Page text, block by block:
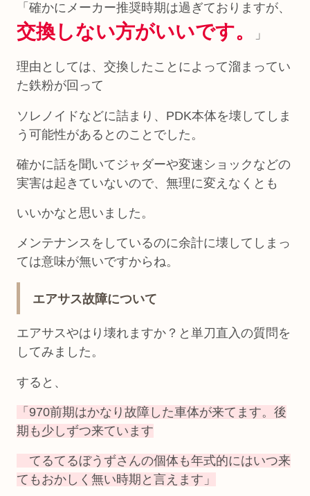
「確かにメーカー推奨時期は過ぎておりますが、
交換しない方がいいです。 」
理由としては、交換したことによって溜まってい
た鉄粉が回って
ソレノイドなどに詰まり、PDK本体を壊してしま
う可能性があるとのことでした。
確かに話を聞いてジャダーや変速ショックなどの
実害は起きていないので、無理に変えなくとも
いいかなと思いました。
メンテナンスをしているのに余計に壊してしまっ
ては意味が無いですからね。
エアサス故障について
エアサスやはり壊れますか？と単刀直入の質問を
してみました。
すると、
「970前期はかなり故障した車体が来てます。後
期も少しずつ来ています
てるてるぼうずさんの個体も年式的にはいつ来
てもおかしく無い時期と言えます」